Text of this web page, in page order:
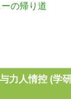
の帰り道
力人情控 (学